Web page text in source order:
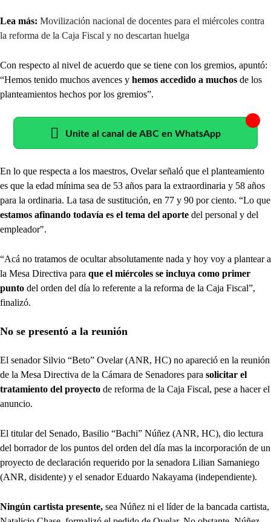
Lea más: Movilización nacional de docentes para el miércoles contra
la reforma de la Caja Fiscal y no descartan huelga
Con respecto al nivel de acuerdo que se tiene con los gremios, apuntó:
“Hemos tenido muchos avences y hemos accedido a muchos de los
planteamientos hechos por los gremios”.
Unite al canal de ABC en WhatsApp
En lo que respecta a los maestros, Ovelar señaló que el planteamiento
es que la edad mínima sea de 53 años para la extraordinaria y 58 años
para la ordinaria. La tasa de sustitución, en 77 y 90 por ciento. “Lo que
estamos afinando todavía es el tema del aporte del personal y del
empleador".
“Acá no tratamos de ocultar absolutamente nada y hoy voy a plantear a
la Mesa Directiva para que el miércoles se incluya como primer
punto del orden del día lo referente a la reforma de la Caja Fiscal”,
finalizó.
No se presentó a la reunión
El senador Silvio “Beto” Ovelar (ANR, HC) no apareció en la reunión
de la Mesa Directiva de la Cámara de Senadores para solicitar el
tratamiento del proyecto de reforma de la Caja Fiscal, pese a hacer el
anuncio.
El titular del Senado, Basilio “Bachi” Núñez (ANR, HC), dio lectura
del borrador de los puntos del orden del día mas la incorporación de un
proyecto de declaración requerido por la senadora Lilian Samaniego
(ANR, disidente) y el senador Eduardo Nakayama (independiente).
Ningún cartista presente, sea Núñez ni el líder de la bancada cartista,